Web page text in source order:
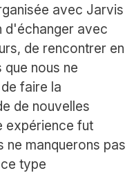
avec Jarvis
d'échanger avec
de rencontrer en
nous ne
faire la
de nouvelles
expérience fut
ne manquerons pas
type